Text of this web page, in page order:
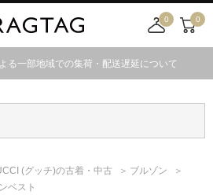
0
舗
カ
ト
0
る一部地域での集荷・配送遅延について
(グッチ)の古着・中古
ブルゾン
ベスト